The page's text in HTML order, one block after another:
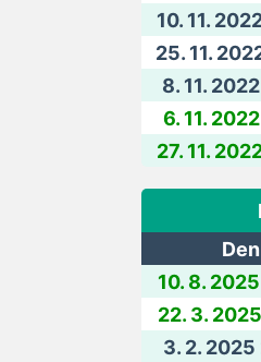
10. 11.
25. 11.
8. 11.
6. 11.
27. 11.
Den
10. 8.
22. 3.
3. 2. 2025